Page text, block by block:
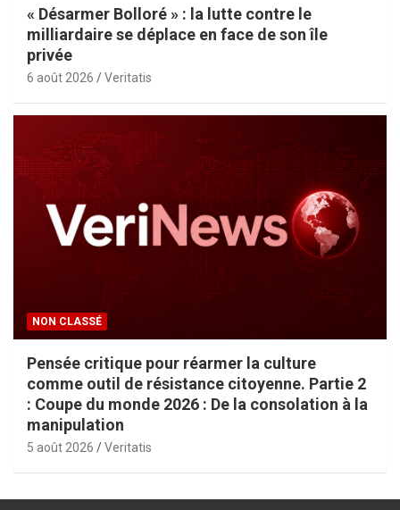
« Désarmer Bolloré » : la lutte contre le
milliardaire se déplace en face de son île
privée
6 août 2026 Veritatis
NON CLASSÉ
Pensée critique pour réarmer la culture
comme outil de résistance citoyenne. Partie 2
: Coupe du monde 2026 : De la consolation à la
manipulation
5 août 2026 Veritatis